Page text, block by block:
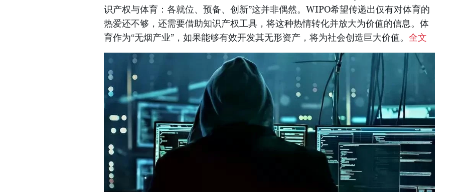
识产权与体育：各就位、预备、创新”这并非偶然。WIPO希望传递出仅有对体育的
热爱还不够，还需要借助知识产权工具，将这种热情转化并放大为价值的信息。体
育作为“无烟产业”，如果能够有效开发其无形资产，将为社会创造巨大价值。 全文